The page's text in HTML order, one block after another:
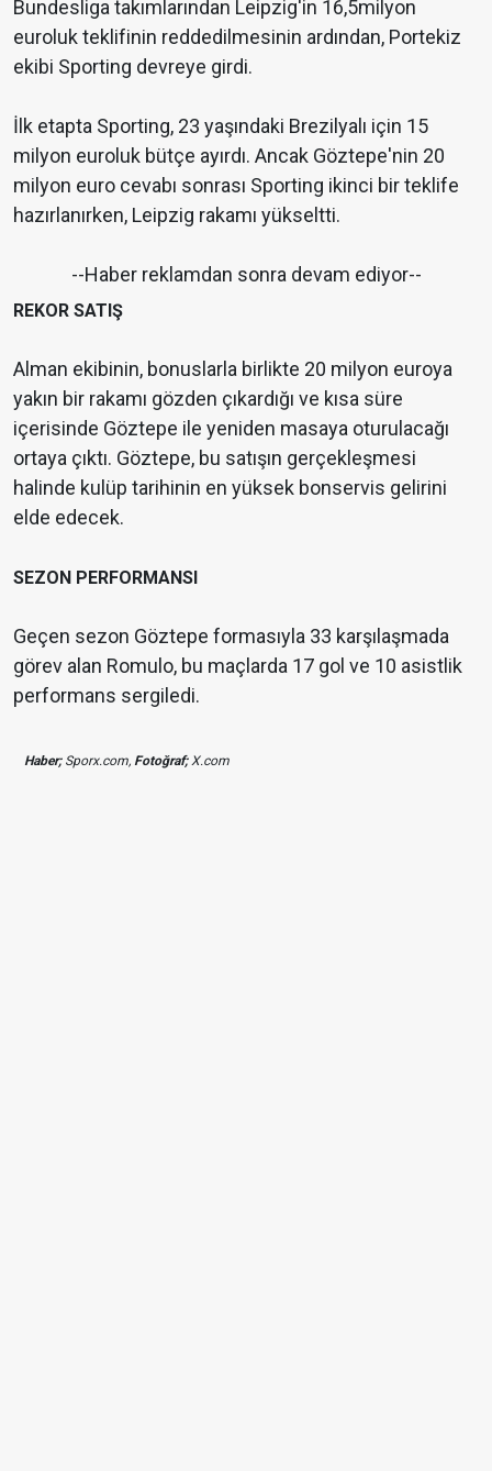
Bundesliga takımlarından Leipzig'in 16,5milyon
euroluk teklifinin reddedilmesinin ardından, Portekiz
ekibi Sporting devreye girdi.
İlk etapta Sporting, 23 yaşındaki Brezilyalı için 15
milyon euroluk bütçe ayırdı. Ancak Göztepe'nin 20
milyon euro cevabı sonrası Sporting ikinci bir teklife
hazırlanırken, Leipzig rakamı yükseltti.
--Haber reklamdan sonra devam ediyor--
REKOR SATIŞ
Alman ekibinin, bonuslarla birlikte 20 milyon euroya
yakın bir rakamı gözden çıkardığı ve kısa süre
içerisinde Göztepe ile yeniden masaya oturulacağı
ortaya çıktı. Göztepe, bu satışın gerçekleşmesi
halinde kulüp tarihinin en yüksek bonservis gelirini
elde edecek.
SEZON PERFORMANSI
Geçen sezon Göztepe formasıyla 33 karşılaşmada
görev alan Romulo, bu maçlarda 17 gol ve 10 asistlik
performans sergiledi.
Haber;Sporx.com, Fotoğraf;X.com